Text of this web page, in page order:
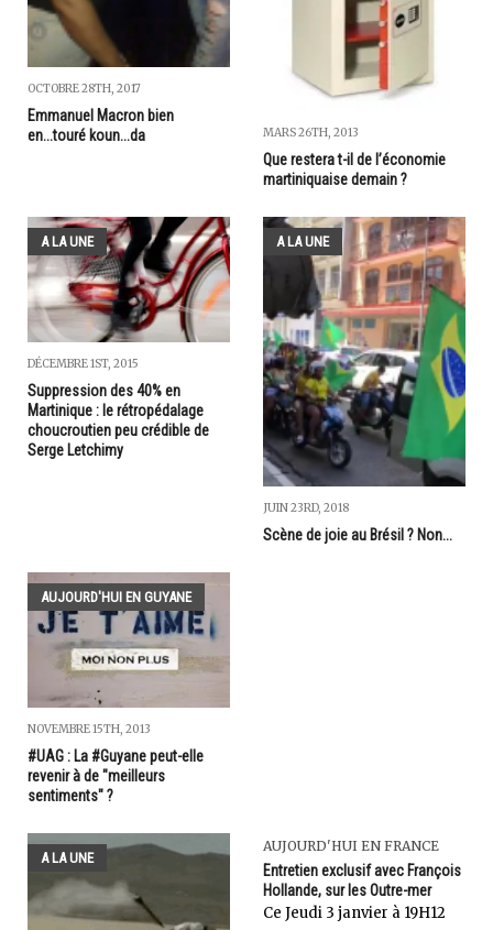
OCTOBRE 28TH, 2017
Emmanuel Macron bien
en...touré koun...da
MARS 26TH, 2013
Que restera t-il de l’économie
martiniquaise demain ?
A LA UNE
DÉCEMBRE 1ST, 2015
Suppression des 40% en
Martinique : le rétropédalage
choucroutien peu crédible de
Serge Letchimy
A LA UNE
JUIN 23RD, 2018
Scène de joie au Brésil ? Non...
AUJOURD'HUI EN GUYANE
NOVEMBRE 15TH, 2013
#UAG : La #Guyane peut-elle
revenir à de "meilleurs
sentiments" ?
A LA UNE
AUJOURD'HUI EN FRANCE
Entretien exclusif avec François
Hollande, sur les Outre-mer
Ce Jeudi 3 janvier à 19H12